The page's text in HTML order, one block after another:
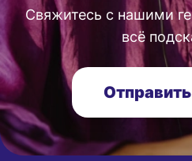
Свяжитесь с нашими
всё